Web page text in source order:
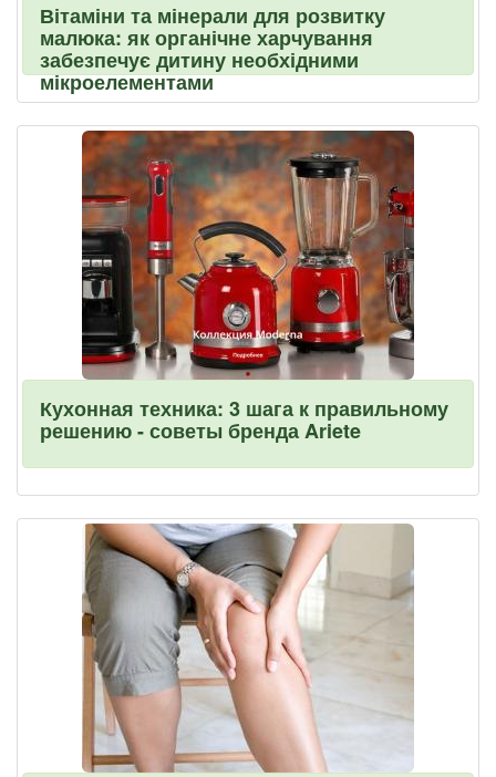
Вітаміни та мінерали для розвитку
малюка: як органічне харчування
забезпечує дитину необхідними
мікроелементами
Кухонная техника: 3 шага к правильному
решению - советы бренда Ariete